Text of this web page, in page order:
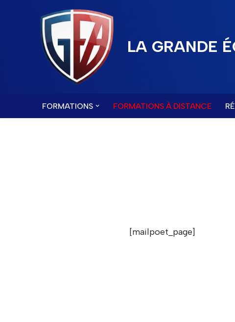
LA GRANDE
FORMATIONS FORMATIONS À DISTANCE
[mailpoet_page]